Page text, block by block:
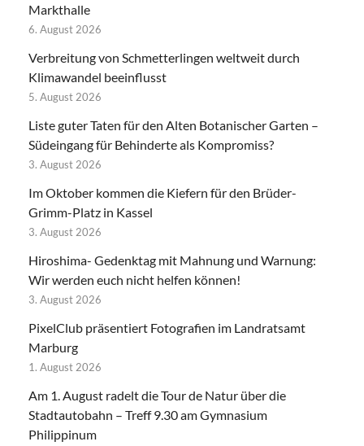
Markthalle
6. August 2026
Verbreitung von Schmetterlingen weltweit durch
Klimawandel beeinflusst
5. August 2026
Liste guter Taten für den Alten Botanischer Garten –
Südeingang für Behinderte als Kompromiss?
3. August 2026
Im Oktober kommen die Kiefern für den Brüder-
Grimm-Platz in Kassel
3. August 2026
Hiroshima- Gedenktag mit Mahnung und Warnung:
Wir werden euch nicht helfen können!
3. August 2026
PixelClub präsentiert Fotografien im Landratsamt
Marburg
1. August 2026
Am 1. August radelt die Tour de Natur über die
Stadtautobahn – Treff 9.30 am Gymnasium
Philippinum